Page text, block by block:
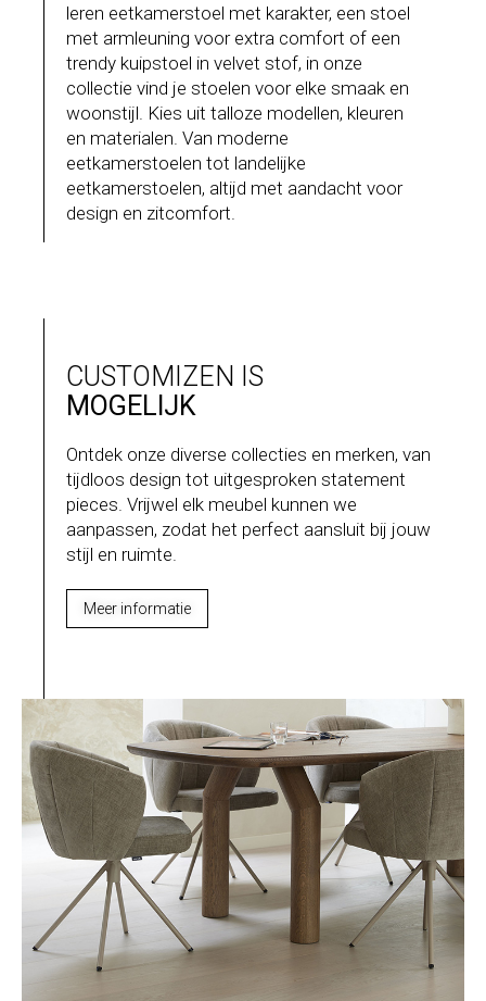
leren eetkamerstoel met karakter, een stoel
met armleuning voor extra comfort of een
trendy kuipstoel in velvet stof, in onze
collectie vind je stoelen voor elke smaak en
woonstijl. Kies uit talloze modellen, kleuren
en materialen. Van moderne
eetkamerstoelen tot landelijke
eetkamerstoelen, altijd met aandacht voor
design en zitcomfort.
CUSTOMIZEN IS
MOGELIJK
Ontdek onze diverse collecties en merken, van
tijdloos design tot uitgesproken statement
pieces. Vrijwel elk meubel kunnen we
aanpassen, zodat het perfect aansluit bij jouw
stijl en ruimte.
Meer informatie